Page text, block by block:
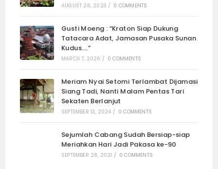
AUGUST 26, 2023 / 0 COMMENTS
Gusti Moeng : “Kraton Siap Dukung
Tatacara Adat, Jamasan Pusaka Sunan
Kudus….”
MARCH 7, 2026 / 0 COMMENTS
Meriam Nyai Setomi Terlambat Dijamasi
Siang Tadi, Nanti Malam Pentas Tari
Sekaten Berlanjut
SEPTEMBER 13, 2024 / 0 COMMENTS
Sejumlah Cabang Sudah Bersiap-siap
Meriahkan Hari Jadi Pakasa ke-90
SEPTEMBER 28, 2021 / 0 COMMENTS